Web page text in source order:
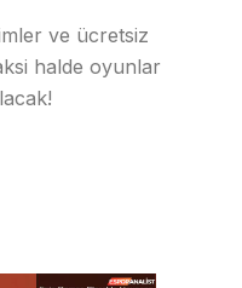
ve ücretsiz
halde oyunlar